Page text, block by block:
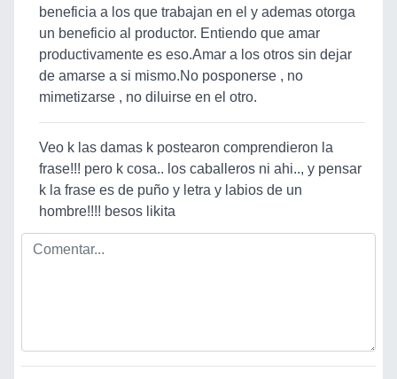
beneficia a los que trabajan en el y ademas otorga
un beneficio al productor. Entiendo que amar
productivamente es eso.Amar a los otros sin dejar
de amarse a si mismo.No posponerse , no
mimetizarse , no diluirse en el otro.
Veo k las damas k postearon comprendieron la
frase!!! pero k cosa.. los caballeros ni ahi.., y pensar
k la frase es de puño y letra y labios de un
hombre!!!! besos likita